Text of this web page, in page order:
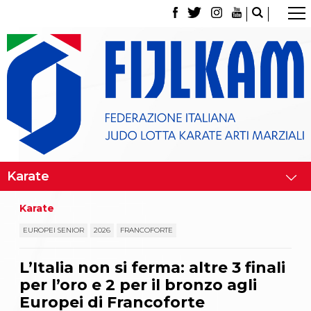
La Federazione
Tesseramento
Contatti
Norme e modulistica Affiliazioni e Tesseramenti
Classifica Società Sportive con più di 100 atleti
tesserati
Giustizia Sportiva
Partners
La disciplina
News
Attività Didattica
Karate
EUROPEI SENIOR 2026 FRANCOFORTE
L’Italia non si ferma: altre 3 finali
per l’oro e 2 per il bronzo agli
Europei di Francoforte